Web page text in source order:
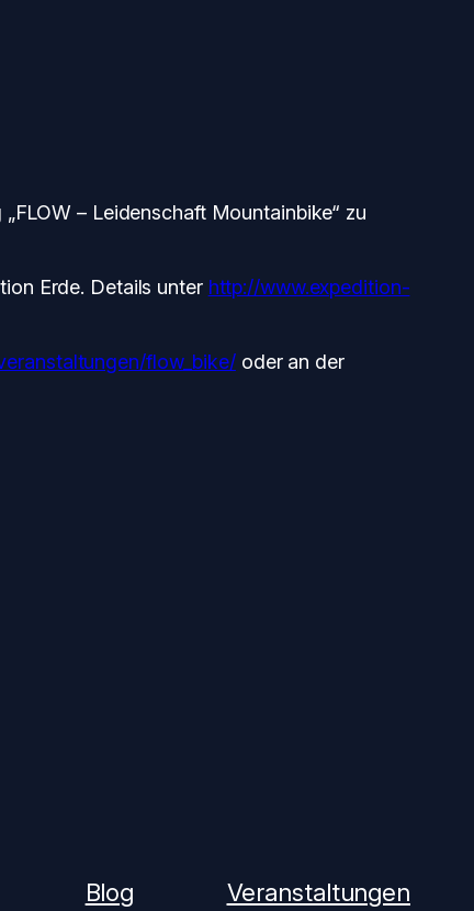
– Leidenschaft Mountainbike“ zu
Erde. Details unter http://www.expedition-
flow_bike/oder an der
Blog Veranstaltungen